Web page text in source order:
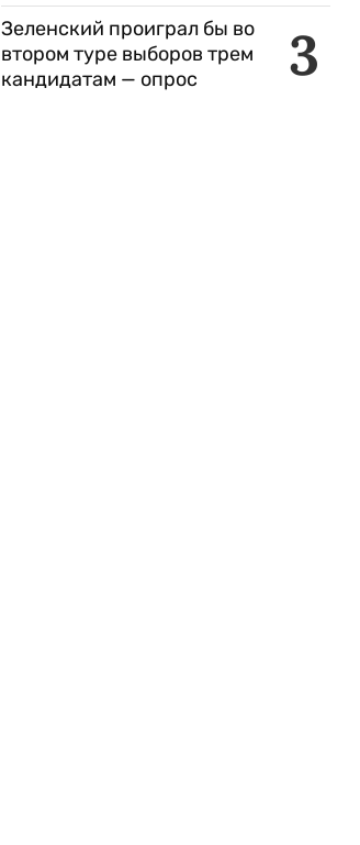
3
Зеленский проиграл бы во
втором туре выборов трем
кандидатам — опрос